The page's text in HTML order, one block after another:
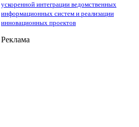
ускоренной интеграции ведомственных
информационных систем и реализации
инновационных проектов
Реклама